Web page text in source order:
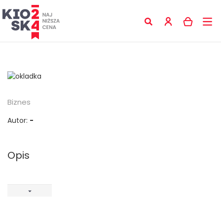
Biznes
Autor: -
Opis